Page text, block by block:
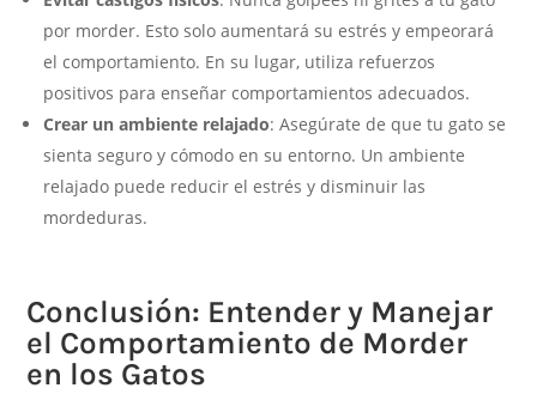
por morder. Esto solo aumentará su estrés y empeorará
el comportamiento. En su lugar, utiliza refuerzos
positivos para enseñar comportamientos adecuados.
Crear un ambiente relajado: Asegúrate de que tu gato se
sienta seguro y cómodo en su entorno. Un ambiente
relajado puede reducir el estrés y disminuir las
mordeduras.
Conclusión: Entender y Manejar
el Comportamiento de Morder
en los Gatos